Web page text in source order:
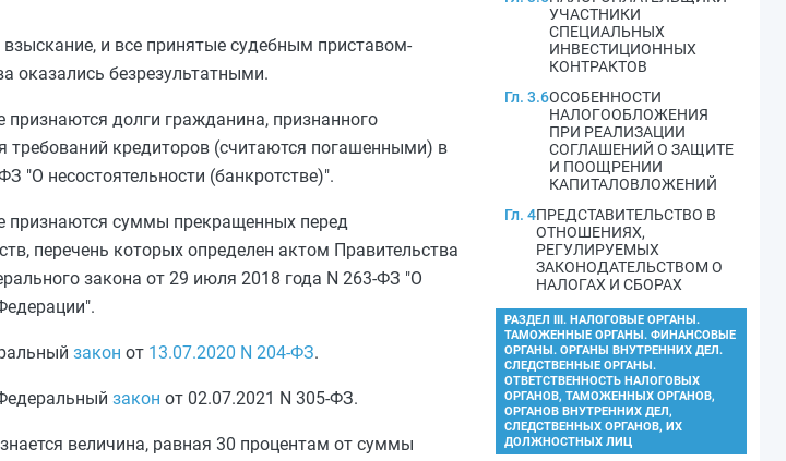
и все принятые судебным приставом-
оказались безрезультатными.
долги гражданина, признанного
кредиторов (считаются погашенными) в
"О несостоятельности (банкротстве)".
суммы прекращенных перед
перечень которых определен актом Правительства
закона от 29 июля 2018 года N 263-ФЗ "О
закон от 13.07.2020 N 204-ФЗ.
закон от 02.07.2021 N 305-ФЗ.
величина, равная 30 процентам от суммы
УЧАСТНИКИ
СПЕЦИАЛЬНЫХ
ИНВЕСТИЦИОННЫХ
КОНТРАКТОВ
Гл. 3.6ОСОБЕННОСТИ
НАЛОГООБЛОЖЕНИЯ
ПРИ РЕАЛИЗАЦИИ
СОГЛАШЕНИЙ О ЗАЩИТЕ
И ПООЩРЕНИИ
КАПИТАЛОВЛОЖЕНИЙ
Гл. 4ПРЕДСТАВИТЕЛЬСТВО В
ОТНОШЕНИЯХ,
РЕГУЛИРУЕМЫХ
ЗАКОНОДАТЕЛЬСТВОМ О
НАЛОГАХ И СБОРАХ
РАЗДЕЛ III. НАЛОГОВЫЕ ОРГАНЫ.
ТАМОЖЕННЫЕ ОРГАНЫ. ФИНАНСОВЫЕ
ОРГАНЫ. ОРГАНЫ ВНУТРЕННИХ ДЕЛ.
СЛЕДСТВЕННЫЕ ОРГАНЫ.
ОТВЕТСТВЕННОСТЬ НАЛОГОВЫХ
ОРГАНОВ, ТАМОЖЕННЫХ ОРГАНОВ,
ОРГАНОВ ВНУТРЕННИХ ДЕЛ,
СЛЕДСТВЕННЫХ ОРГАНОВ, ИХ
ДОЛЖНОСТНЫХ ЛИЦ